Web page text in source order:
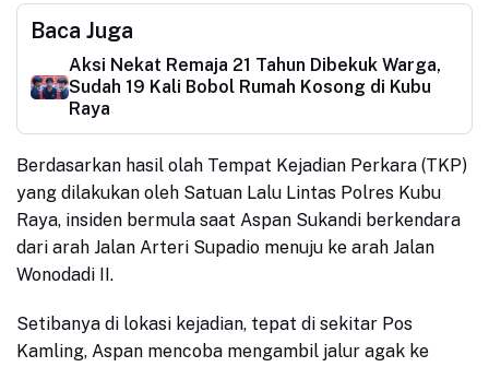
Baca Juga
Aksi Nekat Remaja 21 Tahun Dibekuk Warga,
Sudah 19 Kali Bobol Rumah Kosong di Kubu
Raya
Berdasarkan hasil olah Tempat Kejadian Perkara (TKP)
yang dilakukan oleh Satuan Lalu Lintas Polres Kubu
Raya, insiden bermula saat Aspan Sukandi berkendara
dari arah Jalan Arteri Supadio menuju ke arah Jalan
Wonodadi II.
Setibanya di lokasi kejadian, tepat di sekitar Pos
Kamling, Aspan mencoba mengambil jalur agak ke